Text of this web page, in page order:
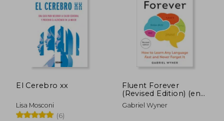
45% $ 120.979 45%
El Cerebro xx
Lisa Mosconi
(6)
Fluent Forever
(Revised Edition) (en
Inglés)
Gabriel Wyner